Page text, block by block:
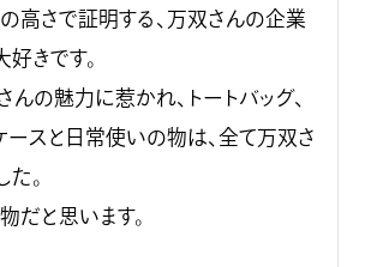
の高さで証明する、万双さんの企業
好きです。
んの魅力に惹かれ、トートバッグ、
ースと日常使いの物は、全て万双さ
た。
だと思います。